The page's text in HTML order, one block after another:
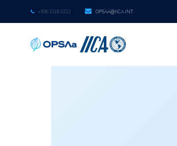
+506 2216 0222 OPSAA@IICA.INT